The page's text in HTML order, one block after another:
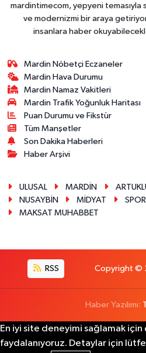
mardintimecom, yepyeni
ve modernizmi bir araya
insanlara haber
Mardin Nöbetçi Eczaneler
Mardin Hava Durumu
Mardin Namaz Vakitleri
Mardin Trafik Yoğunluk Haritası
Puan Durumu ve Fikstür
Tüm Manşetler
Son Dakika Haberleri
Haber Arşivi
ULUSAL MARDİN
NUSAYBİN
MİDYAT SPOR
MAKSAT MUHABBET
RSS Copyright ©
Haber Yazılımı:
En iyi site deneyimi sağlamak
faydalanıyoruz. Detaylar için